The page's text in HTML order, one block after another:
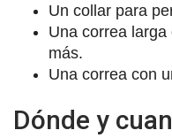
Un collar para
Una correa
más.
Una correa con
Dónde y